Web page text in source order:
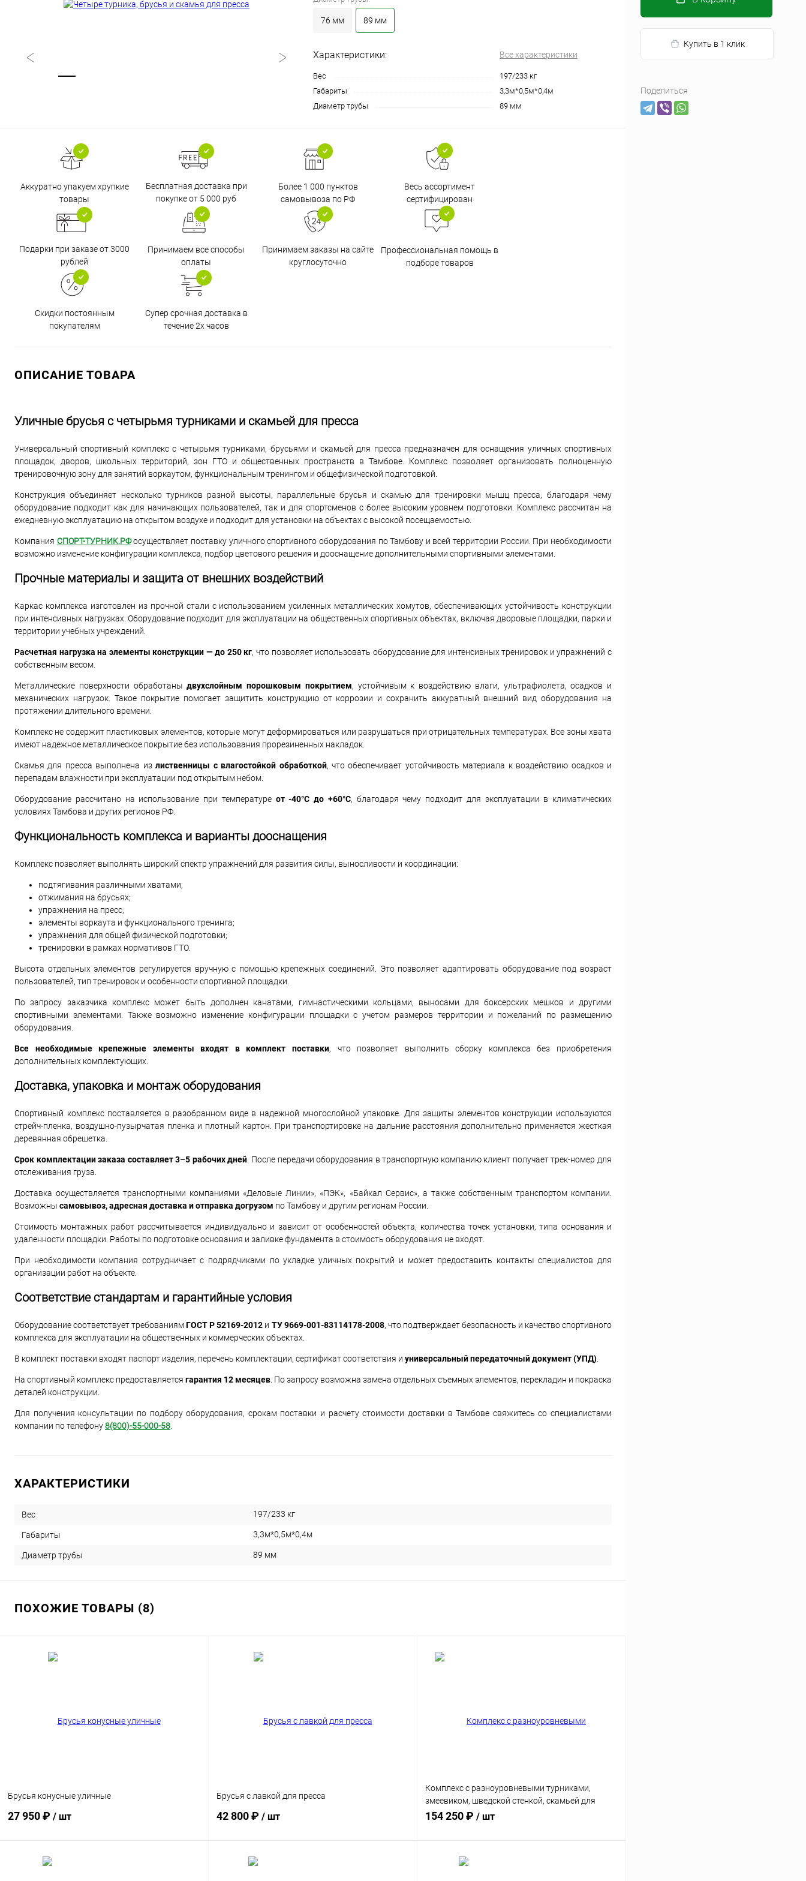
76 мм 89 мм
Характеристики: Все характеристики
Вес
197/233 кг
Габариты
3,3м*0,5м*0,4м
Диаметр трубы
89 мм
Аккуратно упакуем хрупкие
товары
Бесплатная доставка при
покупке от 5 000 руб
Более 1 000 пунктов
самовывоза по РФ
Весь ассортимент
сертифицирован
Подарки при заказе от 3000
рублей
Принимаем все способы
оплаты
Принимаем заказы на сайте
круглосуточно
Профессиональная помощь в
подборе товаров
Скидки постоянным
покупателям
Супер срочная доставка в
течение 2х часов
ОПИСАНИЕ ТОВАРА
Уличные брусья с четырьмя турниками и скамьей для пресса
Универсальный спортивный комплекс с четырьмя турниками, брусьями и скамьей для пресса предназначен для оснащения уличных спортивных
площадок, дворов, школьных территорий, зон ГТО и общественных пространств в Тамбове. Комплекс позволяет организовать полноценную
тренировочную зону для занятий воркаутом, функциональным тренингом и общефизической подготовкой.
Конструкция объединяет несколько турников разной высоты, параллельные брусья и скамью для тренировки мышц пресса, благодаря чему
оборудование подходит как для начинающих пользователей, так и для спортсменов с более высоким уровнем подготовки. Комплекс рассчитан на
ежедневную эксплуатацию на открытом воздухе и подходит для установки на объектах с высокой посещаемостью.
Компания СПОРТ-ТУРНИК.РФосуществляет поставку уличного спортивного оборудования по Тамбову и всей территории России. При необходимости
возможно изменение конфигурации комплекса, подбор цветового решения и дооснащение дополнительными спортивными элементами.
Прочные материалы и защита от внешних воздействий
Каркас комплекса изготовлен из прочной стали с использованием усиленных металлических хомутов, обеспечивающих устойчивость конструкции
при интенсивных нагрузках. Оборудование подходит для эксплуатации на общественных спортивных объектах, включая дворовые площадки, парки и
территории учебных учреждений.
Расчетная нагрузка на элементы конструкции — до 250 кг, что позволяет использовать оборудование для интенсивных тренировок и упражнений с
собственным весом.
Металлические поверхности обработаныдвухслойным порошковым покрытием, устойчивым к воздействию влаги, ультрафиолета, осадков и
механических нагрузок. Такое покрытие помогает защитить конструкцию от коррозии и сохранить аккуратный внешний вид оборудования на
протяжении длительного времени.
Комплекс не содержит пластиковых элементов, которые могут деформироваться или разрушаться при отрицательных температурах. Все зоны хвата
имеют надежное металлическое покрытие без использования прорезиненных накладок.
Скамья для пресса выполнена излиственницы с влагостойкой обработкой, что обеспечивает устойчивость материала к воздействию осадков и
перепадам влажности при эксплуатации под открытым небом.
Оборудование рассчитано на использование при температуре от -40°C до +60°C, благодаря чему подходит для эксплуатации в климатических
условиях Тамбова и других регионов РФ.
Функциональность комплекса и варианты дооснащения
Комплекс позволяет выполнять широкий спектр упражнений для развития силы, выносливости и координации:
подтягивания различными хватами;
отжимания на брусьях;
упражнения на пресс;
элементы воркаута и функционального тренинга;
упражнения для общей физической подготовки;
тренировки в рамках нормативов ГТО.
Высота отдельных элементов регулируется вручную с помощью крепежных соединений. Это позволяет адаптировать оборудование под возраст
пользователей, тип тренировок и особенности спортивной площадки.
По запросу заказчика комплекс может быть дополнен канатами, гимнастическими кольцами, выносами для боксерских мешков и другими
спортивными элементами. Также возможно изменение конфигурации площадки с учетом размеров территории и пожеланий по размещению
оборудования.
Все необходимые крепежные элементы входят в комплект поставки, что позволяет выполнить сборку комплекса без приобретения
дополнительных комплектующих.
Доставка, упаковка и монтаж оборудования
Спортивный комплекс поставляется в разобранном виде в надежной многослойной упаковке. Для защиты элементов конструкции используются
стрейч-пленка, воздушно-пузырчатая пленка и плотный картон. При транспортировке на дальние расстояния дополнительно применяется жесткая
деревянная обрешетка.
Срок комплектации заказа составляет 3–5 рабочих дней. После передачи оборудования в транспортную компанию клиент получает трек-номер для
отслеживания груза.
Доставка осуществляется транспортными компаниями «Деловые Линии», «ПЭК», «Байкал Сервис», а также собственным транспортом компании.
Возможны самовывоз, адресная доставка и отправка догрузом по Тамбову и другим регионам России.
Стоимость монтажных работ рассчитывается индивидуально и зависит от особенностей объекта, количества точек установки, типа основания и
удаленности площадки. Работы по подготовке основания и заливке фундамента в стоимость оборудования не входят.
При необходимости компания сотрудничает с подрядчиками по укладке уличных покрытий и может предоставить контакты специалистов для
организации работ на объекте.
Соответствие стандартам и гарантийные условия
Оборудование соответствует требованиямГОСТ Р 52169-2012 и ТУ 9669-001-83114178-2008, что подтверждает безопасность и качество спортивного
комплекса для эксплуатации на общественных и коммерческих объектах.
В комплект поставки входят паспорт изделия, перечень комплектации, сертификат соответствия и универсальный передаточный документ (УПД).
На спортивный комплекс предоставляется гарантия 12 месяцев. По запросу возможна замена отдельных съемных элементов, перекладин и покраска
деталей конструкции.
Для получения консультации по подбору оборудования, срокам поставки и расчету стоимости доставки в Тамбове свяжитесь со специалистами
компании по телефону8(800)-55-000-58.
ХАРАКТЕРИСТИКИ
Вес 197/233 кг
Габариты 3,3м*0,5м*0,4м
Диаметр трубы 89 мм
ПОХОЖИЕ ТОВАРЫ (8)
Брусья конусные уличные
27 950 ₽ / шт
Брусья с лавкой для пресса
42 800 ₽ / шт
Комплекс с разноуровневыми турниками,
змеевиком, шведской стенкой, скамьей для
пресса и выносом для груши
154 250 ₽ / шт
Купить в 1 клик
Поделиться